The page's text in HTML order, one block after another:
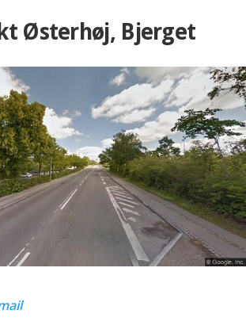
Østerhøj, Bjerget